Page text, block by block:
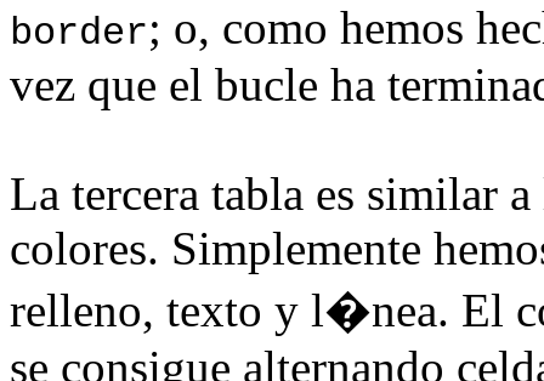
border; o, como hemos
vez que el bucle ha
La tercera tabla es similar
colores. Simplemente
relleno, texto y l�nea. El
se consigue alternando